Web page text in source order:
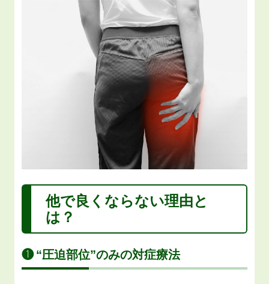
他で良くならない理由と
は？
❶ “圧迫部位”のみの対症療法